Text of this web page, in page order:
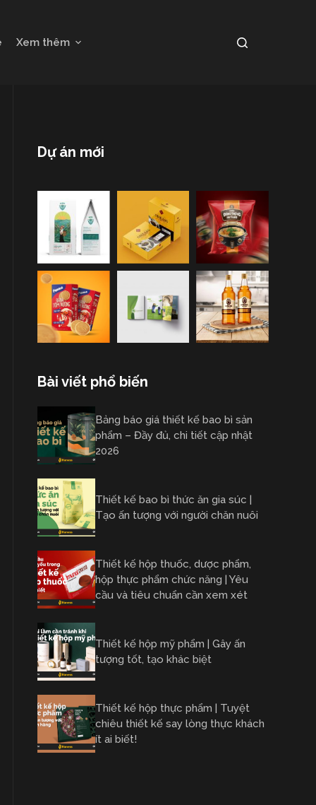
Xem thêm
Dự án mới
Bài viết phổ biến
Bảng báo giá thiết kế bao bì sản
phẩm – Đầy đủ, chi tiết cập nhật
2026
Thiết kế bao bì thức ăn gia súc |
Tạo ấn tượng với người chăn nuôi
Thiết kế hộp thuốc, dược phẩm,
hộp thực phẩm chức năng | Yêu
cầu và tiêu chuẩn cần xem xét
Thiết kế hộp mỹ phẩm | Gây ấn
tượng tốt, tạo khác biệt
Thiết kế hộp thực phẩm | Tuyệt
chiêu thiết kế say lòng thực khách
ít ai biết!